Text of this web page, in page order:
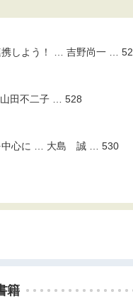
携しよう！ … 吉野尚一 …
田不二子 … 528
中心に … 大島 誠 … 530
籍